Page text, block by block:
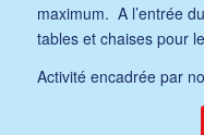
maximum. A l’entrée
tables et chaises pour
Activité encadrée par